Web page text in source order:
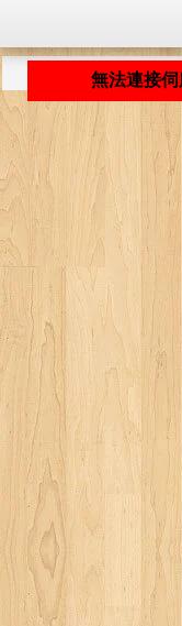
無法連接